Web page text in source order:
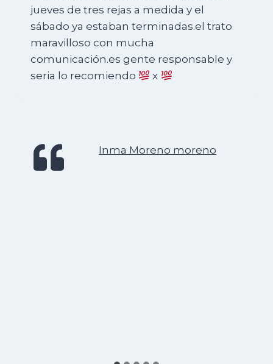
jueves de tres rejas a medida y el
sábado ya estaban terminadas.el trato
maravilloso con mucha
comunicación.es gente responsable y
seria lo recomiendo
x
Inma Moreno moreno